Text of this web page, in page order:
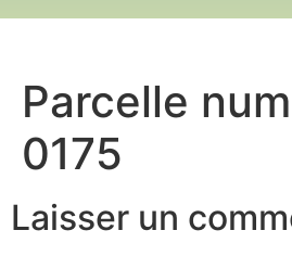
Parcelle
0175
Laisser un